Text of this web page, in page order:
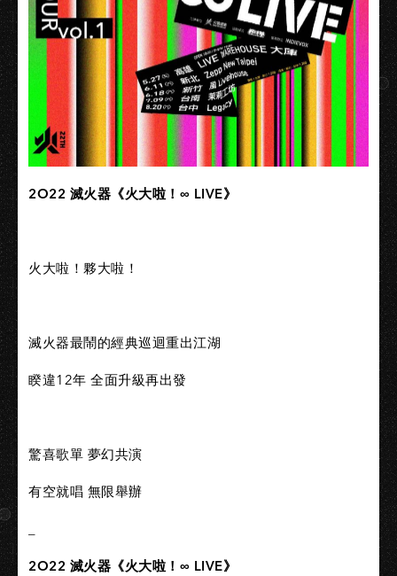
2O22 滅火器《火大啦！∞ LIVE》
火大啦！夥大啦！
滅火器最鬧的經典巡迴重出江湖
睽違12年 全面升級再出發
驚喜歌單 夢幻共演
有空就唱 無限舉辦
2O22 滅火器《火大啦！∞ LIVE》